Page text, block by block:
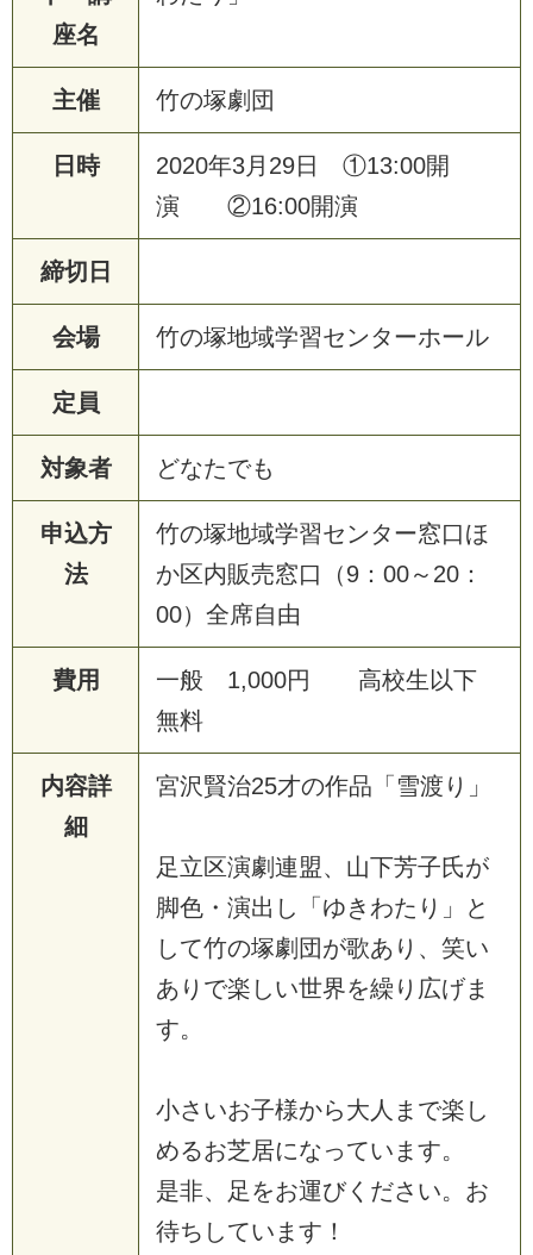
座名
主催 竹の塚劇団
日時
2020年3月29日 ①13:00開
演 ②16:00開演
締切日
会場 竹の塚地域学習センターホール
定員
対象者 どなたでも
申込方
法
竹の塚地域学習センター窓口ほ
か区内販売窓口（9：00～20：
00）全席自由
費用
一般 1,000円 高校生以下
無料
内容詳
細
宮沢賢治25才の作品「雪渡り」
足立区演劇連盟、山下芳子氏が
脚色・演出し「ゆきわたり」と
して竹の塚劇団が歌あり、笑い
ありで楽しい世界を繰り広げま
す。
小さいお子様から大人まで楽し
めるお芝居になっています。
是非、足をお運びください。お
待ちしています！